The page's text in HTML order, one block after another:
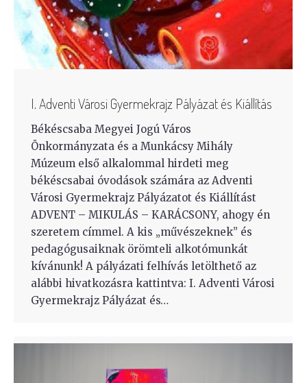
I. Adventi Városi Gyermekrajz Pályázat és Kiállítás
Békéscsaba Megyei Jogú Város
Önkormányzata és a Munkácsy Mihály
Múzeum első alkalommal hirdeti meg
békéscsabai óvodások számára az Adventi
Városi Gyermekrajz Pályázatot és Kiállítást
ADVENT – MIKULÁS – KARÁCSONY, ahogy én
szeretem címmel. A kis „művészeknek” és
pedagógusaiknak örömteli alkotómunkát
kívánunk! A pályázati felhívás letölthető az
alábbi hivatkozásra kattintva: I. Adventi Városi
Gyermekrajz Pályázat és…